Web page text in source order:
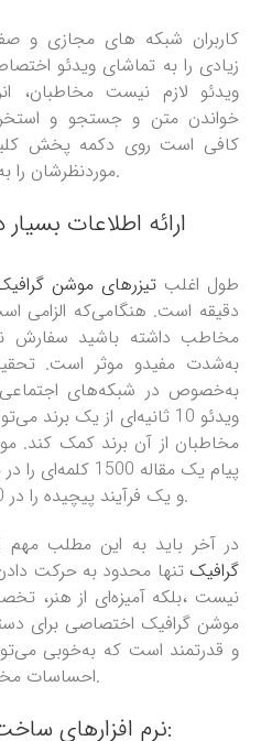
کاربران شبکه های مجازی و
زیادی را به تماشای ویدئو
ویدئو لازم نیست مخاطبان،
خواندن متن و جستجو و
کافی است روی دکمه پخش
موردنظرشان را به آسانی دریافت کنند.
ارائه اطلاعات
طول اغلبتیزرهای موشن
دقیقه است. هنگامی‌که الزامی
مخاطب داشته باشید سفارش
به‌شدت مفیدو موثر است.
به‌خصوص در شبکه‌های
ویدئو 10 ثانیه‌ای از یک
مخاطبان از آن برند کمک کند.
پیام یک مقاله
و یک فرآیند پیچیده را در 30 ثانیه توضیح دهد.
در آخر باید به این مطلب مهم
گرافیک تنها محدود به حرکت
نیست ،بلکه آمیزه‌ای از هنر،
موشن گرافیک اختصاصی برای
و قدرتمند است که به‌خوبی
احساسات مخاطبینمون پیوند دهد.
نرم افزارهای ساخت موشن گرافیک: